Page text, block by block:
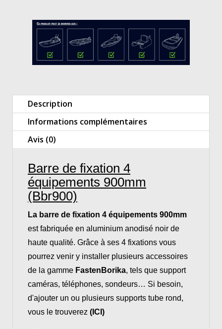
Description
Informations complémentaires
Avis (0)
Barre de fixation 4
équipements 900mm
(Bbr900)
La barre de fixation 4 équipements 900mm
est fabriquée en aluminium anodisé noir de
haute qualité. Grâce à ses 4 fixations vous
pourrez venir y installer plusieurs accessoires
de la gamme FastenBorika, tels que support
caméras, téléphones, sondeurs… Si besoin,
d'ajouter un ou plusieurs supports tube rond,
vous le trouverez (ICI)